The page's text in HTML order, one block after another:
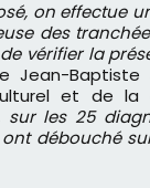
on effectue
des
vérifier la
Jean-Baptiste
et de la
sur les 25
débouché